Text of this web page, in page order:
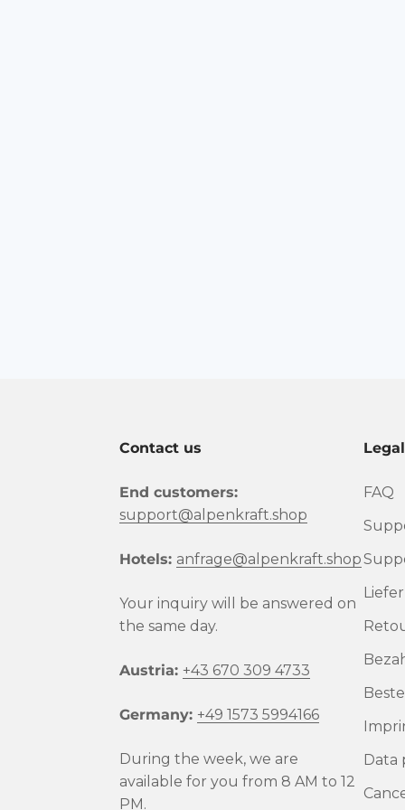
Contact us
End customers:
support@alpenkraft.shop
Hotels: anfrage@alpenkraft.shop
Your inquiry will be answered on
the same day.
Austria: +43 670 309 4733
Germany: +49 1573 5994166
During the week, we are
available for you from 8 AM to 12
PM.
FAQ
Data